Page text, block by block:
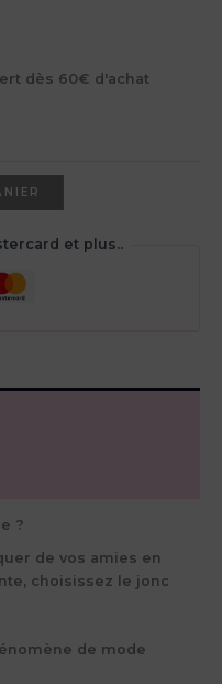
dès 60€ d'achat
et plus..
?
de vos amies en
choisissez le jonc
de mode